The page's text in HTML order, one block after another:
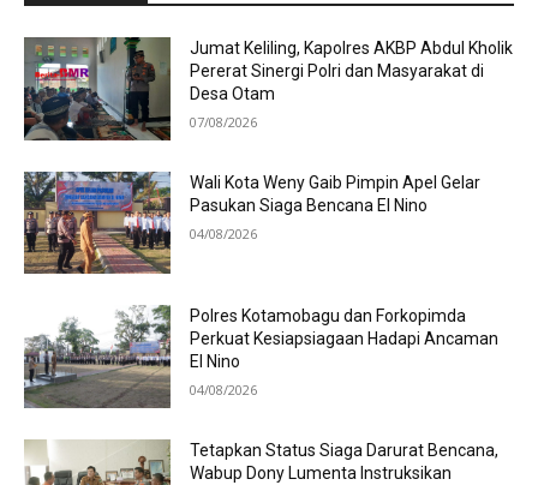
Jumat Keliling, Kapolres AKBP Abdul Kholik
Pererat Sinergi Polri dan Masyarakat di
Desa Otam
07/08/2026
Wali Kota Weny Gaib Pimpin Apel Gelar
Pasukan Siaga Bencana El Nino
04/08/2026
Polres Kotamobagu dan Forkopimda
Perkuat Kesiapsiagaan Hadapi Ancaman
El Nino
04/08/2026
Tetapkan Status Siaga Darurat Bencana,
Wabup Dony Lumenta Instruksikan